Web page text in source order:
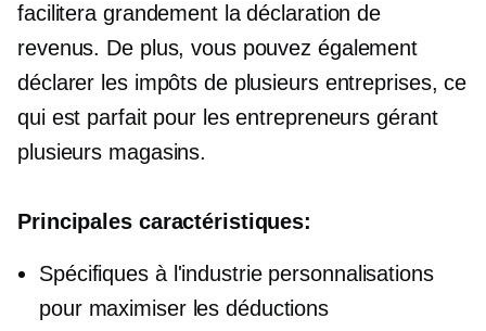
facilitera grandement la déclaration de
revenus. De plus, vous pouvez également
déclarer les impôts de plusieurs entreprises, ce
qui est parfait pour les entrepreneurs gérant
plusieurs magasins.
Principales caractéristiques:
Spécifiques à l'industriepersonnalisations
pour maximiser les déductions